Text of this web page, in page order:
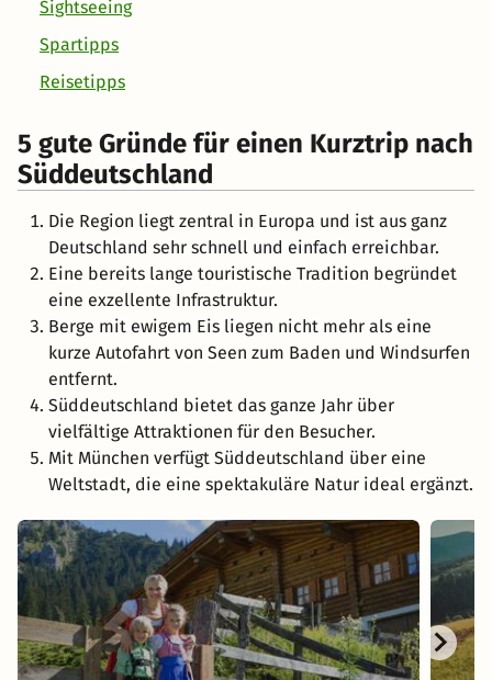
5 gute Gründe für einen Kurztrip nach
Süddeutschland
Die Region liegt zentral in Europa und ist aus ganz
Deutschland sehr schnell und einfach erreichbar.
Eine bereits lange touristische Tradition begründet
eine exzellente Infrastruktur.
Berge mit ewigem Eis liegen nicht mehr als eine
kurze Autofahrt von Seen zum Baden und Windsurfen
entfernt.
Süddeutschland bietet das ganze Jahr über
vielfältige Attraktionen für den Besucher.
Mit München verfügt Süddeutschland über eine
Weltstadt, die eine spektakuläre Natur ideal ergänzt.